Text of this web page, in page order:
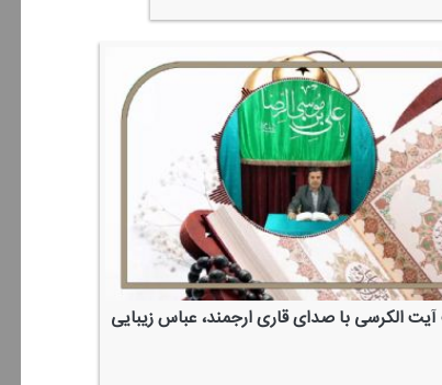
آیت الكرسی با صدای قاری ارجمند، عباس زیبایی